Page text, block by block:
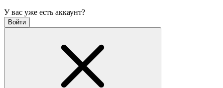
У вас уже есть аккаунт?
Войти